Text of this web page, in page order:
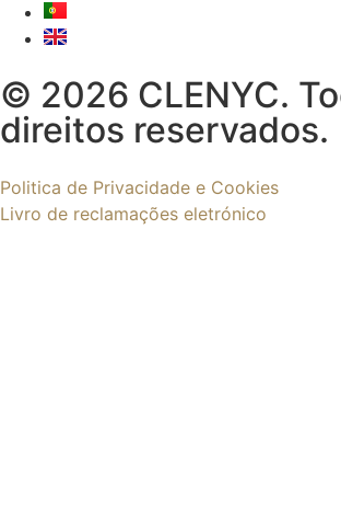
© 2026 CLENYC.
direitos reservados.
Politica de Privacidade e Cookies
Livro de reclamações eletrónico